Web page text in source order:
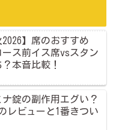
2026】席のおすすめ
ス前イス席vsスタン
本音比較！
ナ錠の副作用エグい？
レビューと1番きつい